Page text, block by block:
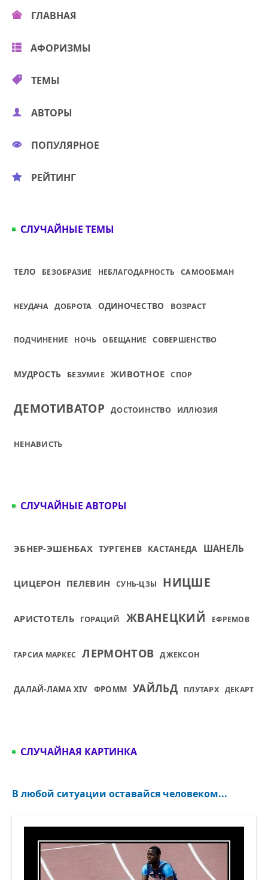
ГЛАВНАЯ
АФОРИЗМЫ
ТЕМЫ
АВТОРЫ
ПОПУЛЯРНОЕ
РЕЙТИНГ
СЛУЧАЙНЫЕ ТЕМЫ
ТЕЛО БЕЗОБРАЗИЕ НЕБЛАГОДАРНОСТЬ САМООБМАН
НЕУДАЧА ДОБРОТА ОДИНОЧЕСТВО ВОЗРАСТ
ПОДЧИНЕНИЕ НОЧЬ ОБЕЩАНИЕ СОВЕРШЕНСТВО
МУДРОСТЬ БЕЗУМИЕ ЖИВОТНОЕ СПОР
ДЕМОТИВАТОР ДОСТОИНСТВО ИЛЛЮЗИЯ
НЕНАВИСТЬ
СЛУЧАЙНЫЕ АВТОРЫ
ЭБНЕР-ЭШЕНБАХ ТУРГЕНЕВ КАСТАНЕДА ШАНЕЛЬ
ЦИЦЕРОН ПЕЛЕВИН СУНЬ-ЦЗЫ НИЦШЕ
АРИСТОТЕЛЬ ГОРАЦИЙ ЖВАНЕЦКИЙ ЕФРЕМОВ
ГАРСИА МАРКЕС ЛЕРМОНТОВ ДЖЕКСОН
ДАЛАЙ-ЛАМА XIV ФРОММ УАЙЛЬД ПЛУТАРХ ДЕКАРТ
СЛУЧАЙНАЯ КАРТИНКА
В любой ситуации оставайся человеком...